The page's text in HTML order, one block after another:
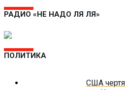
РАДИО «НЕ НАДО ЛЯ ЛЯ»
ПОЛИТИКА
США